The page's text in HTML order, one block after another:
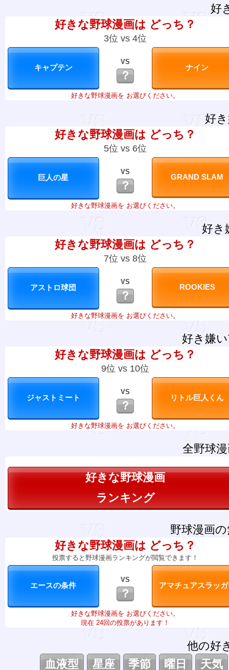
好
好きな野球漫画は どっち？
3位 vs 4位
VS
？
好きな野球漫画を お選びください。
好
好きな野球漫画は どっち？
5位 vs 6位
VS
？
好きな野球漫画を お選びください。
好き
好きな野球漫画は どっち？
7位 vs 8位
VS
？
好きな野球漫画を お選びください。
好き嫌
好きな野球漫画は どっち？
9位 vs 10位
VS
？
好きな野球漫画を お選びください。
全野球
好きな野球漫画
ランキング
野球漫画
好きな野球漫画は どっち？
投票すると野球漫画ランキングが閲覧できます！
VS
？
好きな野球漫画を お選びください。
現在 24回の投票があります！
他の好
血液型
星座 季節 曜日
天気